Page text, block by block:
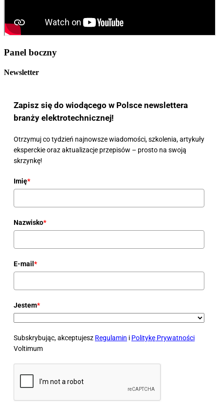
Panel boczny
Newsletter
Zapisz się do wiodącego w Polsce newslettera
branży elektrotechnicznej!
Otrzymuj co tydzień najnowsze wiadomości, szkolenia, artykuły
eksperckie oraz aktualizacje przepisów – prosto na swoją
skrzynkę!
Imię*
Nazwisko*
E-mail *
Jestem*
Subskrybując, akceptujesz Regulamin i Politykę Prywatności
Voltimum